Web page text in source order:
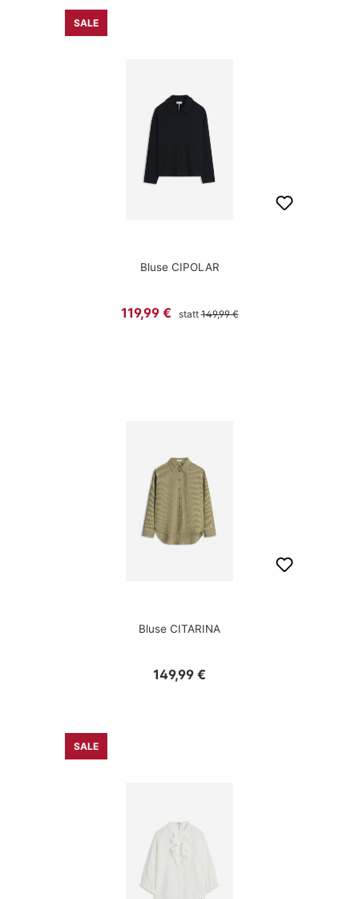
SALE
Bluse CIPOLAR
Verkaufspreis:
119,99 € stattRegulärer Preis:
149,99 €
Bluse CITARINA
Regulärer Preis:
149,99 €
SALE